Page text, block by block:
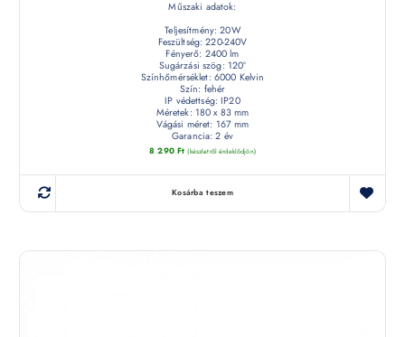
Műszaki adatok:
Teljesítmény: 20W
Feszültség: 220-240V
Fényerő: 2400 lm
Sugárzási szög: 120°
Színhőmérséklet: 6000 Kelvin
Szín: fehér
IP védettség: IP20
Méretek: 180 x 83 mm
Vágási méret: 167 mm
Garancia: 2 év
8 290 Ft (készletről érdeklődjön)
Kosárba teszem